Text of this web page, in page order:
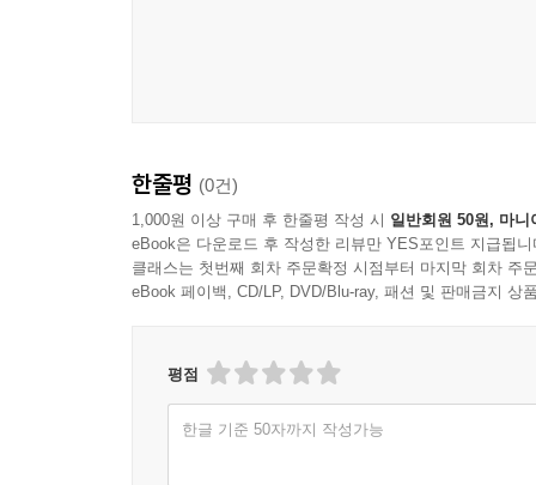
한줄평 (0건)
1,000원 이상 구매 후 한줄평 작성 시 일반회원 50원, 마니
eBook은 다운로드 후 작성한 리뷰만 YES포인트 지급됩니
클래스는 첫번째 회차 주문확정 시점부터 마지막 회차 주
eBook 페이백, CD/LP, DVD/Blu-ray, 패션 및 판매금지 상
평점
한글 기준 50자까지 작성가능